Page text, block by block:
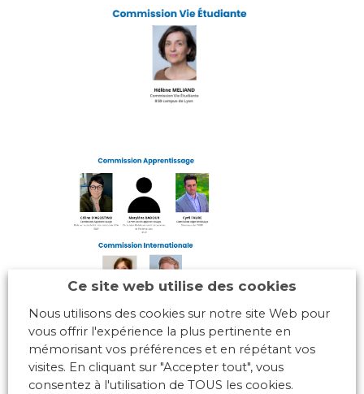
Ce site web utilise des cookies
Nous utilisons des cookies sur notre site Web pour
vous offrir l'expérience la plus pertinente en
mémorisant vos préférences et en répétant vos
visites. En cliquant sur "Accepter tout", vous
consentez à l'utilisation de TOUS les cookies.